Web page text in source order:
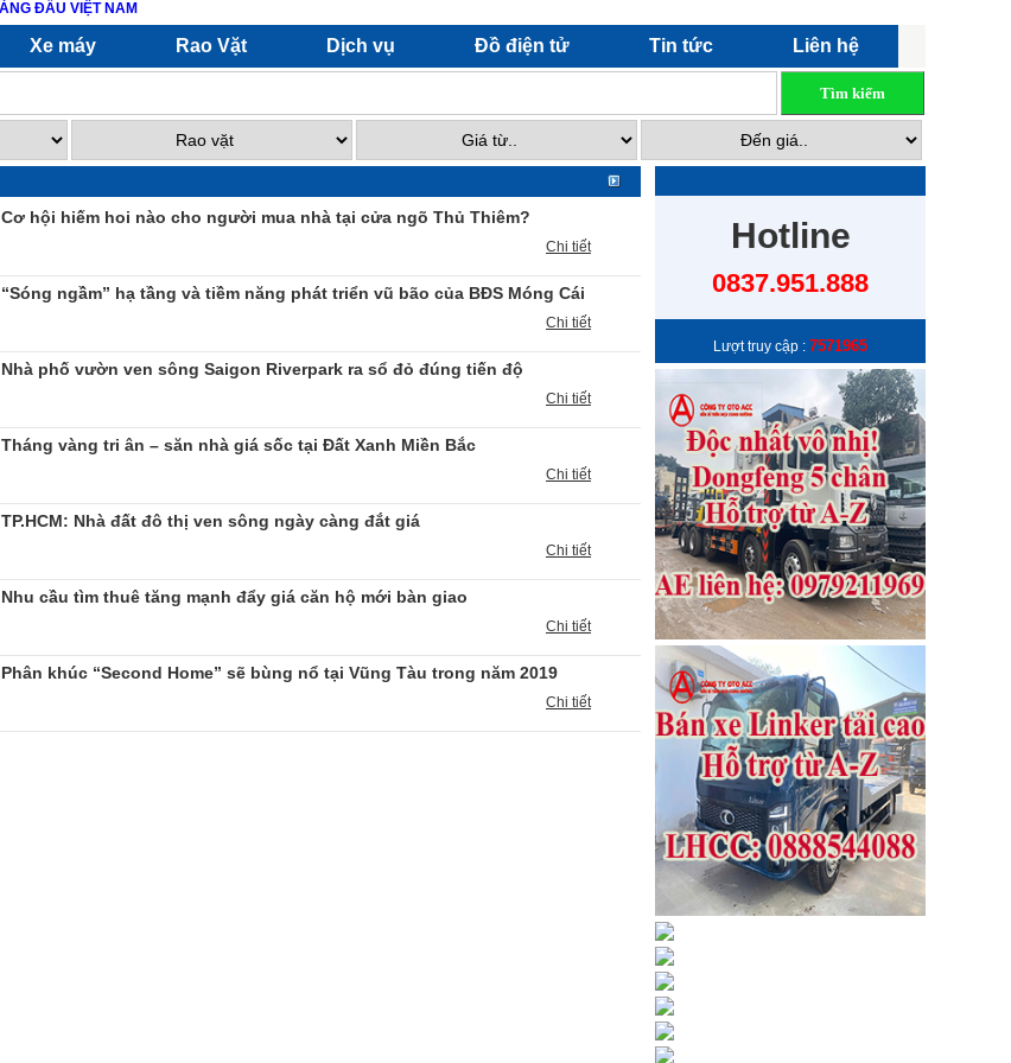
Xe máy Rao Vặt Dịch vụ Đồ điện tử Tin tức Liên hệ
Cơ hội hiếm hoi nào cho người mua nhà tại cửa ngõ Thủ Thiêm?
Chi tiết
“Sóng ngầm” hạ tầng và tiềm năng phát triển vũ bão của BĐS Móng Cái
Chi tiết
Nhà phố vườn ven sông Saigon Riverpark ra sổ đỏ đúng tiến độ
Chi tiết
Tháng vàng tri ân – săn nhà giá sốc tại Đất Xanh Miền Bắc
Chi tiết
TP.HCM: Nhà đất đô thị ven sông ngày càng đắt giá
Chi tiết
Nhu cầu tìm thuê tăng mạnh đẩy giá căn hộ mới bàn giao
Chi tiết
Phân khúc “Second Home” sẽ bùng nổ tại Vũng Tàu trong năm 2019
Chi tiết
Hotline
0837.951.888
Lượt truy cập : 7571965